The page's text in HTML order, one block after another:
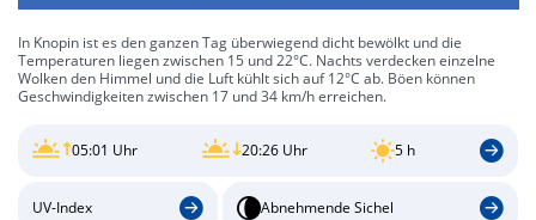
In Knopin ist es den ganzen Tag überwiegend dicht bewölkt und die
Temperaturen liegen zwischen 15 und 22°C. Nachts verdecken einzelne
Wolken den Himmel und die Luft kühlt sich auf 12°C ab. Böen können
Geschwindigkeiten zwischen 17 und 34 km/h erreichen.
05:01 Uhr 20:26 Uhr 5 h
UV-Index Abnehmende Sichel